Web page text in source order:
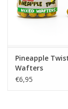
Bulk Deals
Nieuws
Pineapple
Wafters
€6,95